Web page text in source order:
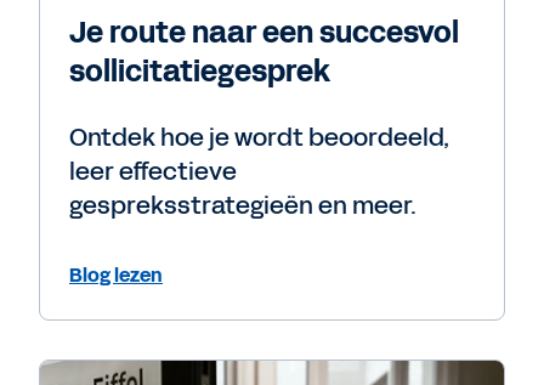
Je route naar een succesvol
sollicitatiegesprek
Ontdek hoe je wordt beoordeeld,
leer effectieve
gespreksstrategieën en meer.
Blog lezen